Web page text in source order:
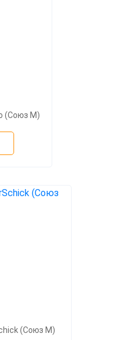
(Союз М)
(Союз М)